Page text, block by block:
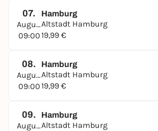
07.
August
09:00
Hamburg
Altstadt Hamburg
19,99 €
08.
August
09:00
Hamburg
Altstadt Hamburg
19,99 €
09.
August
Hamburg
Altstadt Hamburg